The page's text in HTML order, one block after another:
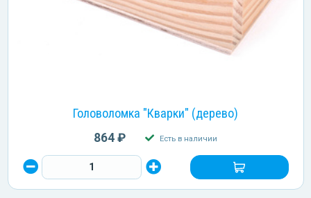
Головоломка "Кварки" (дерево)
864 ₽ Есть в наличии